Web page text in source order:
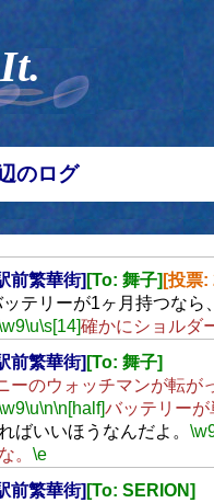
のログ
前繁華街] [To: 舞子] [投票:
テリーが1ヶ月持つなら、
\u\s[14]確かにショルダ
前繁華街] [To: 舞子]
ーのウォッチマンが転が
\u\n\n[half]バッテリーが
ばいいほうなんだよ。
。 \e
前繁華街] [To: SERION]